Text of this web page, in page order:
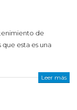
de
esta es una
Leer más